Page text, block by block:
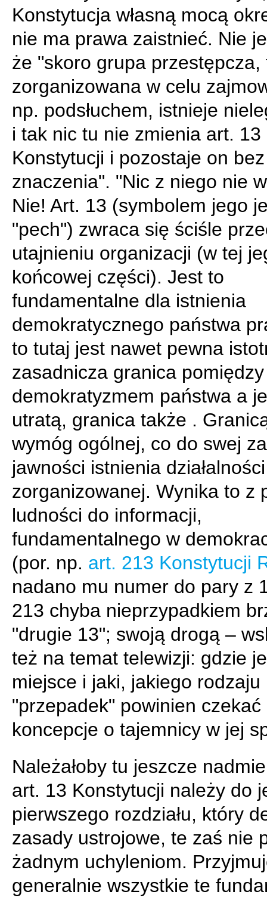
Konstytucja własną mocą
nie ma prawa zaistnieć. Nie
że "skoro grupa przestępcza,
zorganizowana w celu
np. podsłuchem, istnieje
i tak nic tu nie zmienia art. 13
Konstytucji i pozostaje on bez
znaczenia". "Nic z niego nie
Nie! Art. 13 (symbolem jego
"pech") zwraca się ściśle
utajnieniu organizacji (w tej
końcowej części). Jest to
fundamentalne dla istnienia
demokratycznego państwa
to tutaj jest nawet pewna
zasadnicza granica pomiędzy
demokratyzmem państwa a
utratą, granica także .
wymóg ogólnej, co do swej
jawności istnienia działalności
zorganizowanej. Wynika to z
ludności do informacji,
fundamentalnego w
(por. np. art. 213 Konstytucji
nadano mu numer do pary z
213 chyba nieprzypadkiem
"drugie 13"; swoją drogą –
też na temat telewizji: gdzie
miejsce i jaki, jakiego rodzaju
"przepadek" powinien czekać
koncepcje o tajemnicy w jej
Należałoby tu jeszcze
art. 13 Konstytucji należy do
pierwszego rozdziału, który
zasady ustrojowe, te zaś nie
żadnym uchyleniom.
generalnie wszystkie te